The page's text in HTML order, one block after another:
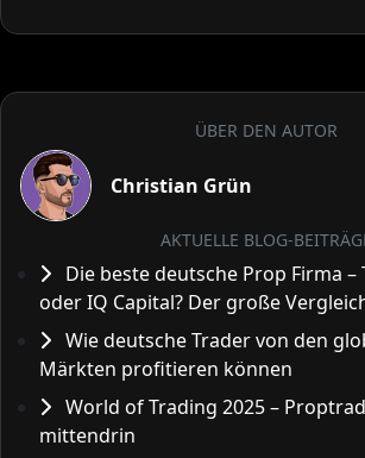
ÜBER DEN AUTOR
Christian Grün
AKTUELLE BLOG-
Die beste deutsche Prop Firma –
oder IQ Capital? Der große
Wie deutsche Trader von den
Märkten profitieren können
World of Trading 2025 –
mittendrin